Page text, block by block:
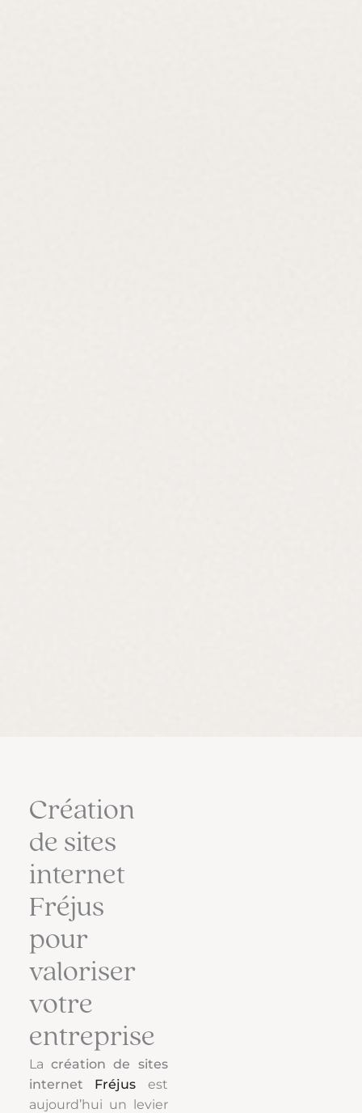
Création
de sites
internet
Fréjus
pour
valoriser
votre
entreprise
Lacréation de sites
internet Fréjus est
aujourd’hui un levier